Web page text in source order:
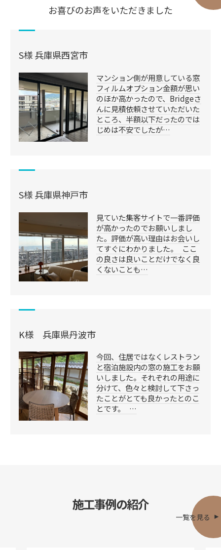
お喜びのお声をいただきました
S様 兵庫県西宮市
マンション側が用意している窓
フィルムオプション金額が思い
のほか高かったので、Bridgeさ
んに見積依頼させていただいた
ところ、半額以下だったのでは
じめは不安でしたが…
S様 兵庫県神戸市
見ていた集客サイトで一番評価
が高かったのでお願いしまし
た。評価が高い理由はお会いし
てすぐにわかりました。 ここ
の良さは良いことだけでなく良
くないことも…
K様 兵庫県丹波市
今回、住居ではなくレストラン
と宿泊施設内の窓の施工をお願
いしました。それぞれの用途に
分けて、色々と検討して下さっ
たことがとても良かったとのこ
とです。 …
施工事例の紹介
一覧を見る